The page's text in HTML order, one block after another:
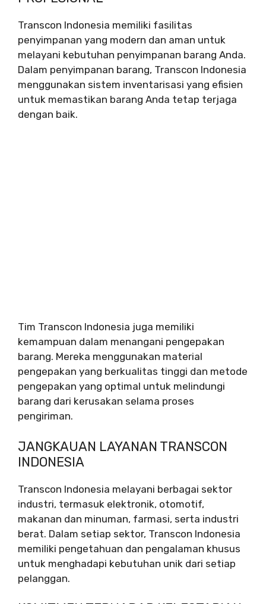
Transcon Indonesia memiliki fasilitas
penyimpanan yang modern dan aman untuk
melayani kebutuhan penyimpanan barang Anda.
Dalam penyimpanan barang, Transcon Indonesia
menggunakan sistem inventarisasi yang efisien
untuk memastikan barang Anda tetap terjaga
dengan baik.
Tim Transcon Indonesia juga memiliki
kemampuan dalam menangani pengepakan
barang. Mereka menggunakan material
pengepakan yang berkualitas tinggi dan metode
pengepakan yang optimal untuk melindungi
barang dari kerusakan selama proses
pengiriman.
JANGKAUAN LAYANAN TRANSCON
INDONESIA
Transcon Indonesia melayani berbagai sektor
industri, termasuk elektronik, otomotif,
makanan dan minuman, farmasi, serta industri
berat. Dalam setiap sektor, Transcon Indonesia
memiliki pengetahuan dan pengalaman khusus
untuk menghadapi kebutuhan unik dari setiap
pelanggan.